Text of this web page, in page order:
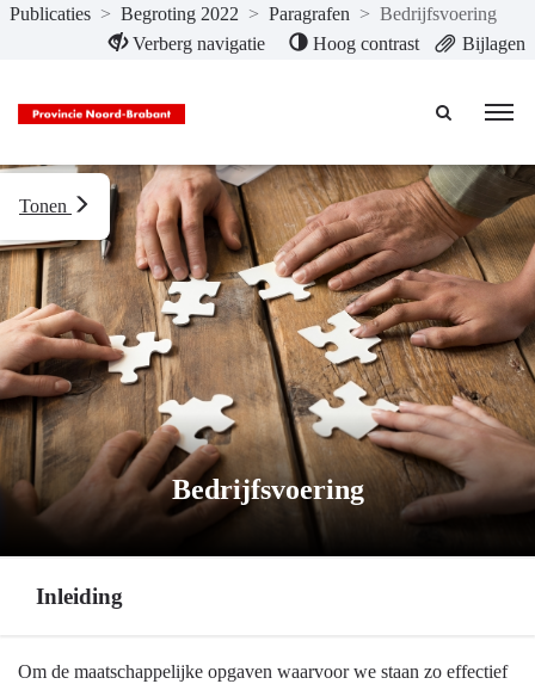
Naar hoofdinhoud
Publicaties > Begroting 2022 > Paragrafen > Bedrijfsvoering
Verberg navigatie
Hoog contrast Bijlagen
Bedrijfsvoering
Tonen
Inleiding
Terug
Om de maatschappelijke opgaven waarvoor we staan zo effectief